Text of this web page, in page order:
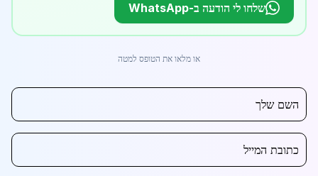
שלחו לי הודעה ב-WhatsApp
או מלאו את הטופס למטה